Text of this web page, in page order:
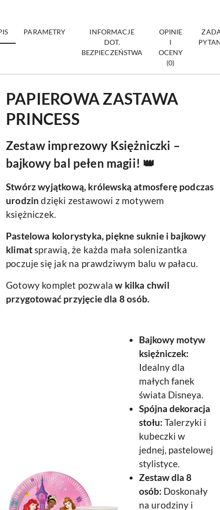
PARAMETRY
INFORMACJE
DOT.
BEZPIECZEŃSTWA
OPINIE
I
OCENY
(0)
PAPIEROWA ZASTAWA
PRINCESS
Zestaw imprezowy Księżniczki –
bajkowy bal pełen magii! 👑
Stwórz wyjątkową, królewską atmosferę podczas
urodzin dzięki zestawowi z motywem
księżniczek.
Pastelowa kolorystyka, piękne suknie i bajkowy
klimatsprawią, że każda mała solenizantka
poczuje się jak na prawdziwym balu w pałacu.
Gotowy komplet pozwalaw kilka chwil
przygotować przyjęcie dla 8 osób.
Bajkowy motyw
księżniczek:
Idealny dla
małych fanek
świata Disneya.
Spójna dekoracja
stołu: Talerzyki i
kubeczki w
jednej, pastelowej
stylistyce.
Zestaw dla 8
osób: Doskonały
na urodziny i